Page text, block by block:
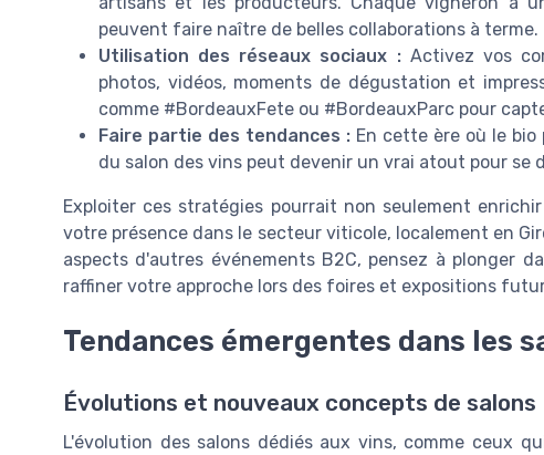
peuvent faire naître de belles collaborations à terme.
Utilisation des réseaux sociaux :Activez vos
photos, vidéos, moments de dégustation et
comme #BordeauxFete ou #BordeauxParc pour
Faire partie des tendances : En cette ère où le bio
du salon des vins peut devenir un vrai atout pour se
Exploiter ces stratégies pourrait non seulement
votre présence dans le secteur viticole, localement en
aspects d'autres événements B2C, pensez à plonger
raffiner votre approche lors des foires et expositions
Tendances émergentes dans les
Évolutions et nouveaux concepts de salons
L'évolution des salons dédiés aux vins, comme ceux